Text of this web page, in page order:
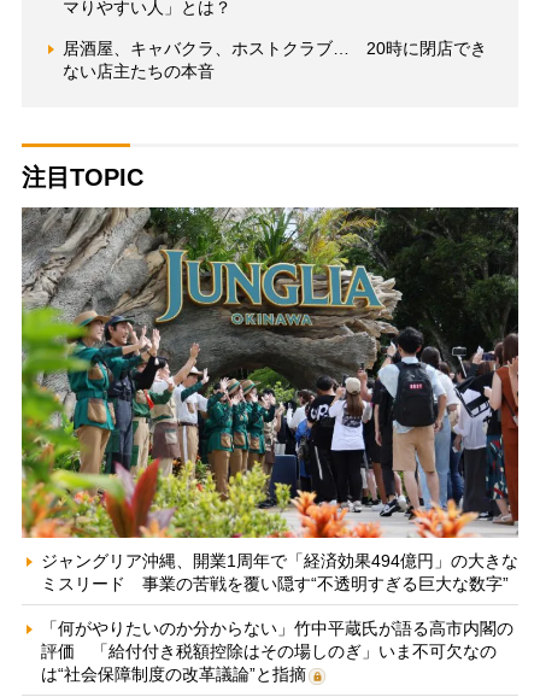
マりやすい人」とは？
居酒屋、キャバクラ、ホストクラブ… 20時に閉店でき
ない店主たちの本音
注目TOPIC
ジャングリア沖縄、開業1周年で「経済効果494億円」の大きな
ミスリード 事業の苦戦を覆い隠す“不透明すぎる巨大な数字”
「何がやりたいのか分からない」竹中平蔵氏が語る高市内閣の
評価 「給付付き税額控除はその場しのぎ」いま不可欠なの
は“社会保障制度の改革議論”と指摘